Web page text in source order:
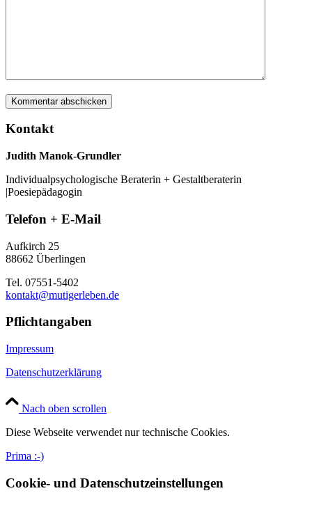
Kontakt
Judith Manok-Grundler
Individualpsychologische Beraterin + Gestaltberaterin
|Poesiepädagogin
Telefon + E-Mail
Aufkirch 25
88662 Überlingen
Tel. 07551-5402
kontakt@mutigerleben.de
Pflichtangaben
Impressum
Datenschutzerklärung
Nach oben scrollen
Diese Webseite verwendet nur technische Cookies.
Prima :-)
Cookie- und Datenschutzeinstellungen